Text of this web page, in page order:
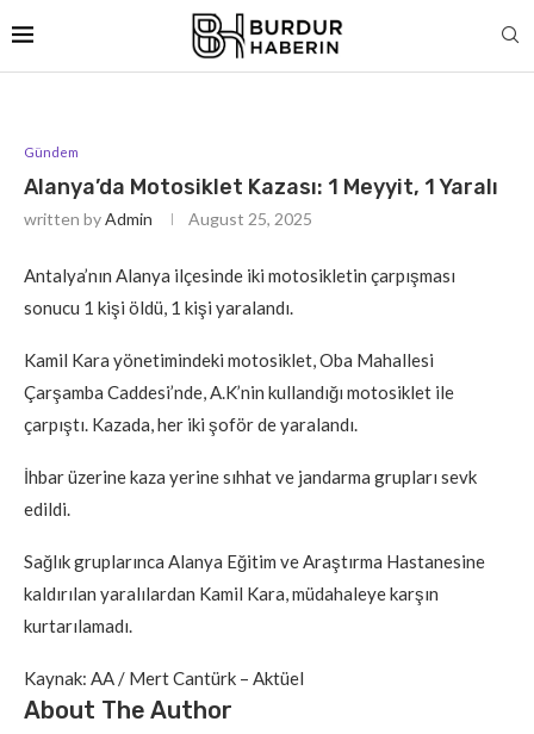
Gündem
Alanya’da Motosiklet Kazası: 1 Meyyit, 1 Yaralı
written byAdmin August 25, 2025
Antalya’nın Alanya ilçesinde iki motosikletin çarpışması
sonucu 1 kişi öldü, 1 kişi yaralandı.
Kamil Kara yönetimindeki motosiklet, Oba Mahallesi
Çarşamba Caddesi’nde, A.K’nin kullandığı motosiklet ile
çarpıştı. Kazada, her iki şoför de yaralandı.
İhbar üzerine kaza yerine sıhhat ve jandarma grupları sevk
edildi.
Sağlık gruplarınca Alanya Eğitim ve Araştırma Hastanesine
kaldırılan yaralılardan Kamil Kara, müdahaleye karşın
kurtarılamadı.
Kaynak: AA / Mert Cantürk – Aktüel
About The Author